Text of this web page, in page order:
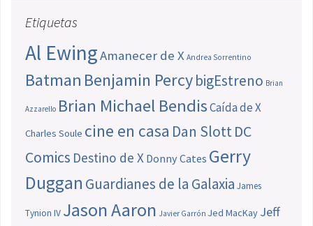
Etiquetas
Al EwingAmanecer de X Andrea Sorrentino
Batman Benjamin PercybigEstreno Brian
Azzarello Brian Michael BendisCaída de X
Charles Soule cine en casa Dan SlottDC
Comics Destino de X Donny Cates Gerry
Duggan Guardianes de la Galaxia James
Tynion IV Jason Aaron Javier Garrón Jed MacKay Jeff